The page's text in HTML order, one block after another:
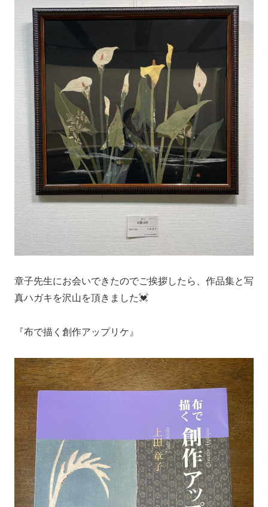
章子先生にお会いできたのでご挨拶したら、作品集と写
真ハガキを沢山を頂きました💓
『布で描く創作アップリケ』